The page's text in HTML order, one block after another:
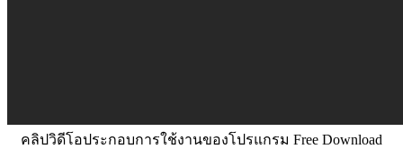
คลิปวิดีโอประกอบการใช้งานของโปรแกรม Free Download